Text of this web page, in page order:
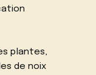
plantes,
de noix